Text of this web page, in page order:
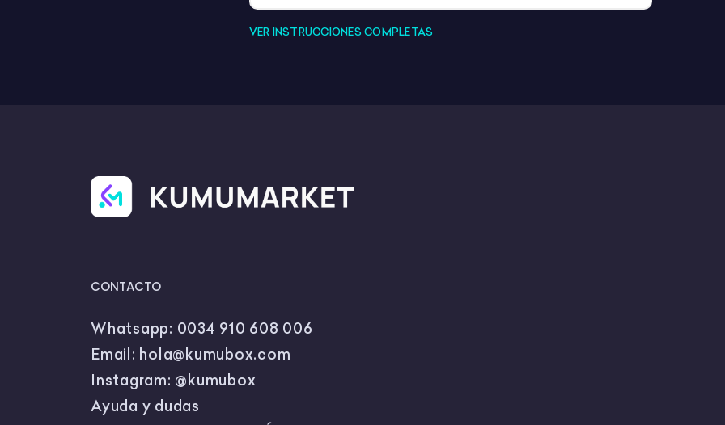
Funciones vitales de los seres vivos
Clasificación de los seres vivos
VER INSTRUCCIONES COMPLETAS
CONTACTO
Whatsapp: 0034 910 608 006
Email: hola@kumubox.com
Instagram: @kumubox
Ayuda y dudas